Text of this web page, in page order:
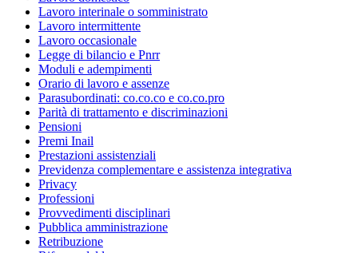
Lavoro interinale o somministrato
Lavoro intermittente
Lavoro occasionale
Legge di bilancio e Pnrr
Moduli e adempimenti
Orario di lavoro e assenze
Parasubordinati: co.co.co e co.co.pro
Parità di trattamento e discriminazioni
Pensioni
Premi Inail
Prestazioni assistenziali
Previdenza complementare e assistenza integrativa
Privacy
Professioni
Provvedimenti disciplinari
Pubblica amministrazione
Retribuzione